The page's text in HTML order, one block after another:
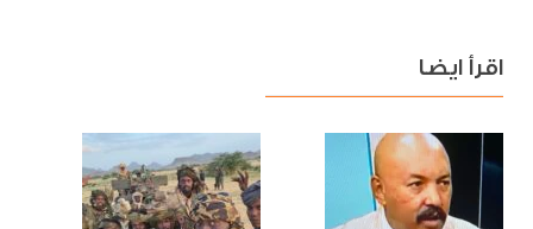
اقرأ ايضا